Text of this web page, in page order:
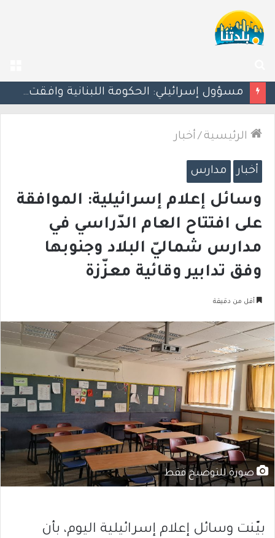
عن
بزشكيان يلوّح بالاستقالة للضغط نحو اتفاق مع واشنطن
الرئيسية / أخبار
أخبار مدارس
وسائل إعلام إسرائيلية: الموافقة
على افتتاح العام الدّراسي في
مدارس شماليّ البلاد وجنوبها
وفق تدابير وقائية معزّزة
أقل من دقيقة
صورة للتوضيح فقط
بيّنت وسائل إعلام إسرائيلية اليوم، بأن